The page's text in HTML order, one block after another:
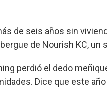
de seis años sin
de Nourish KC, un
perdió el dedo
Dice que este